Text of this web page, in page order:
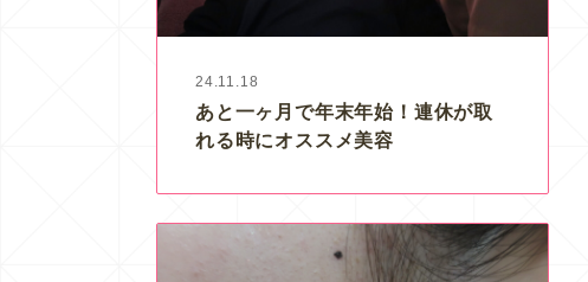
24.11.18
あと一ヶ月で年末年始！連休が取
れる時にオススメ美容